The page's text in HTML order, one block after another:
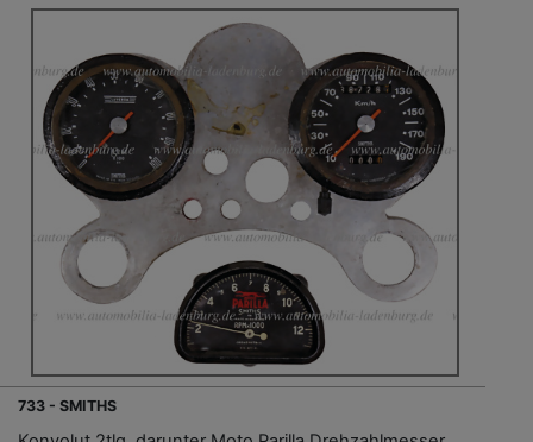
733 - SMITHS